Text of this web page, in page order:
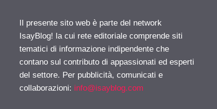
Il presente sito web è parte del network
IsayBlog! la cui rete editoriale comprende siti
tematici di informazione indipendente che
contano sul contributo di appassionati ed esperti
del settore. Per pubblicità, comunicati e
collaborazioni: info@isayblog.com